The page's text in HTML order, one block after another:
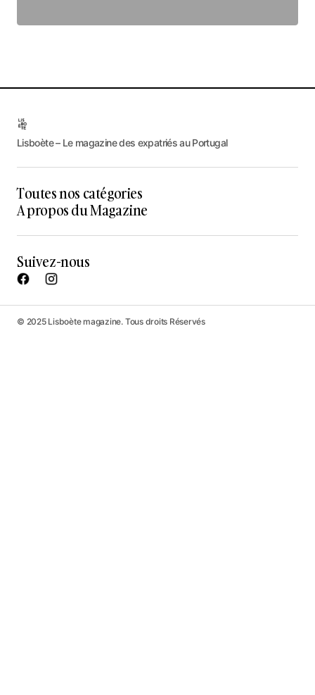
Lisboète – Le magazine des expatriés au Portugal
Toutes nos catégories
A propos du Magazine
Suivez-nous
© 2025 Lisboète magazine. Tous droits Réservés